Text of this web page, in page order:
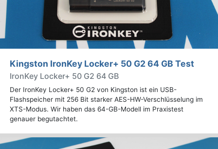
Kingston IronKey Locker+ 50 G2 64 GB Test
IronKey Locker+ 50 G2 64 GB
Der IronKey Locker+ 50 G2 von Kingston ist ein USB-
Flashspeicher mit 256 Bit starker AES-HW-Verschlüsselung im
XTS-Modus. Wir haben das 64-GB-Modell im Praxistest
genauer begutachtet.